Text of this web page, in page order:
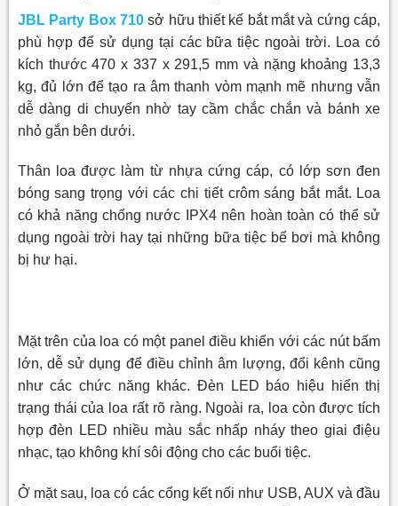
JBL Party Box 710sở hữu thiết kế bắt mắt và cứng cáp,
phù hợp để sử dụng tại các bữa tiệc ngoài trời. Loa có
kích thước 470 x 337 x 291,5 mm và nặng khoảng 13,3
kg, đủ lớn để tạo ra âm thanh vòm mạnh mẽ nhưng vẫn
dễ dàng di chuyển nhờ tay cầm chắc chắn và bánh xe
nhỏ gắn bên dưới.
Thân loa được làm từ nhựa cứng cáp, có lớp sơn đen
bóng sang trọng với các chi tiết crôm sáng bắt mắt. Loa
có khả năng chống nước IPX4 nên hoàn toàn có thể sử
dụng ngoài trời hay tại những bữa tiệc bể bơi mà không
bị hư hại.
Mặt trên của loa có một panel điều khiển với các nút bấm
lớn, dễ sử dụng để điều chỉnh âm lượng, đổi kênh cũng
như các chức năng khác. Đèn LED báo hiệu hiển thị
trạng thái của loa rất rõ ràng. Ngoài ra, loa còn được tích
hợp đèn LED nhiều màu sắc nhấp nháy theo giai điệu
nhạc, tạo không khí sôi động cho các buổi tiệc.
Ở mặt sau, loa có các cổng kết nối như USB, AUX và đầu